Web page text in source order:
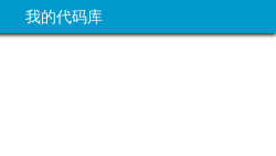
我的代码库